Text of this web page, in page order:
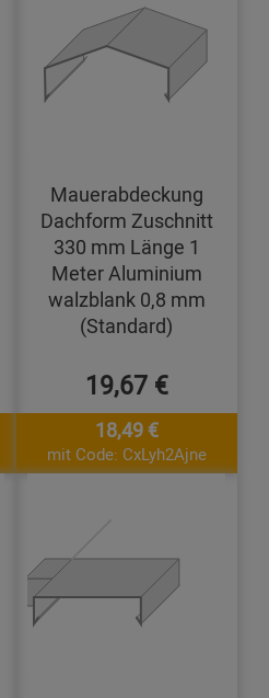
Mauerabdeckung
Dachform Zuschnitt
330 mm Länge 1
Meter Aluminium
walzblank 0,8 mm
(Standard)
19,67 €
18,49 €
mit Code: CxLyh2Ajne